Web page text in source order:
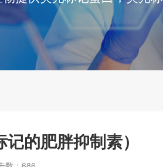
能性化学
分析化学
他产品
小分子定制
多肽定制
其他材料定制
的肥胖抑制素）